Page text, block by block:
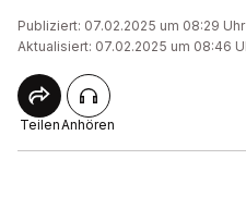
Publiziert: 07.02.2025 um 08:29 Uhr
Aktualisiert: 07.02.2025 um 08:46
TeilenAnhören